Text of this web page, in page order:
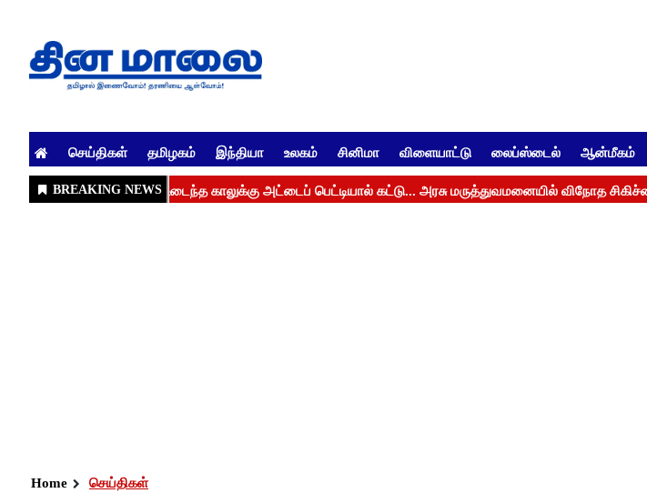
செய்திகள் தமிழகம் இந்தியா உலகம் சினிமா விளையாட்டு லைப்ஸ்டைல் ஆன்மீகம்
Home செய்திகள்